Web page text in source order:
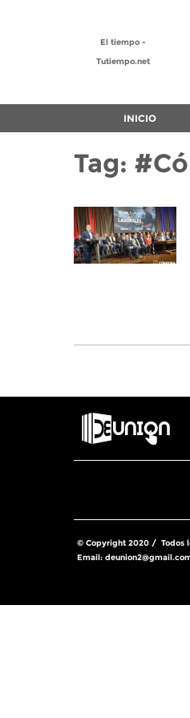
El tiempo -
Tutiempo.net
INICIO
Tag:
© Copyright 2020 / Todos
Email: